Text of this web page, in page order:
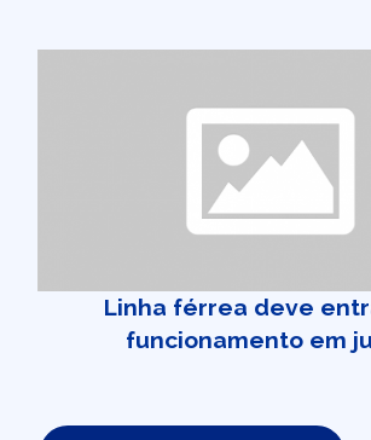
Linha férrea deve
funcionamento em